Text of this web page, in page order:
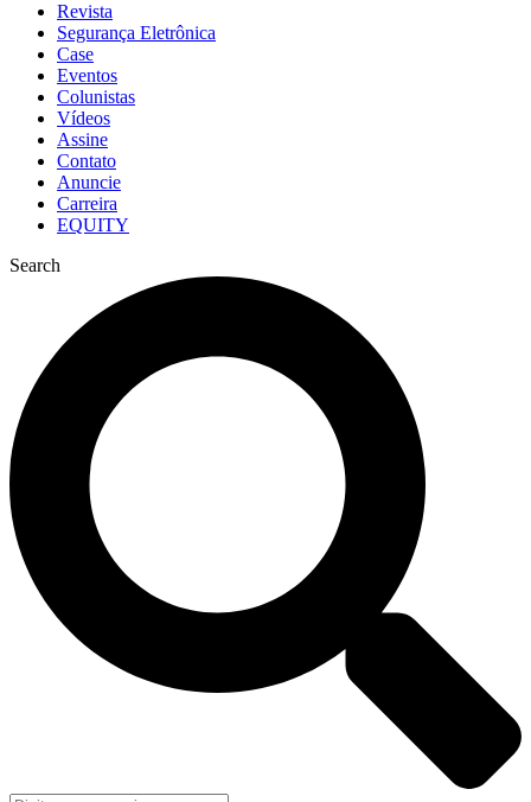
Revista
Segurança Eletrônica
Case
Eventos
Colunistas
Vídeos
Assine
Contato
Anuncie
Carreira
EQUITY
Search